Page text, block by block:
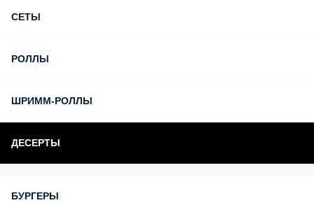
СЕТЫ
РОЛЛЫ
ШРИММ-РОЛЛЫ
ДЕСЕРТЫ
БУРГЕРЫ